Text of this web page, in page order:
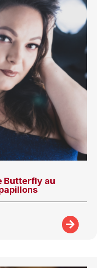
Butterfly au